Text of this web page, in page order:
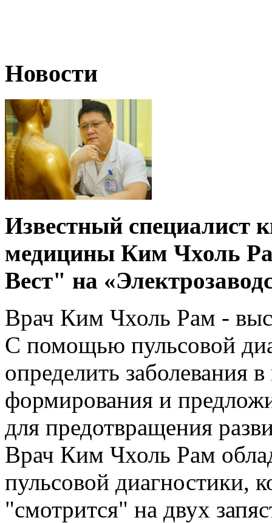
Новости
Известный специалист
медицины Ким Чхоль
Вест" на
Врач Ким Чхоль Рам -
С помощью пульсовой
определить заболевания
формирования и
для предотвращения
Врач Ким Чхоль Рам
пульсовой диагностики,
"смотрится" на двух